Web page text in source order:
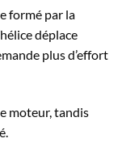
formé par la
déplace
plus d’effort
moteur, tandis